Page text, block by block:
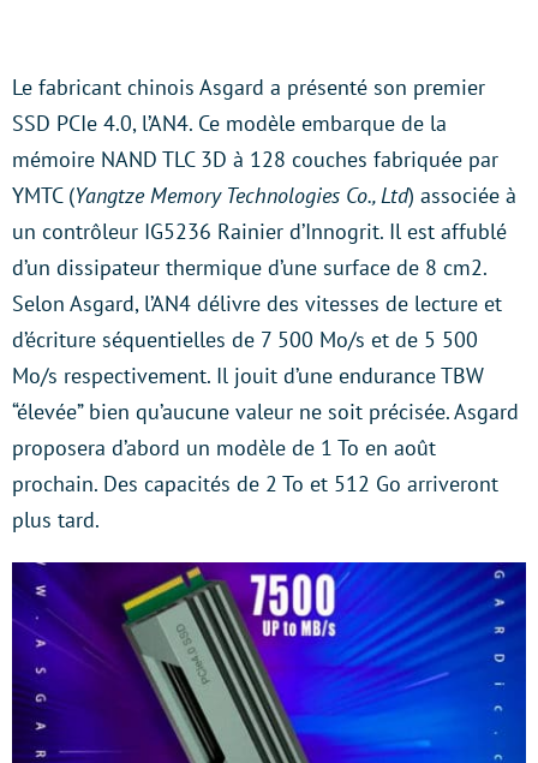
Le fabricant chinois Asgard a présenté son premier
SSD PCIe 4.0, l’AN4. Ce modèle embarque de la
mémoire NAND TLC 3D à 128 couches fabriquée par
YMTC (Yangtze Memory Technologies Co., Ltd) associée à
un contrôleur IG5236 Rainier d’Innogrit. Il est affublé
d’un dissipateur thermique d’une surface de 8 cm2.
Selon Asgard, l’AN4 délivre des vitesses de lecture et
d’écriture séquentielles de 7 500 Mo/s et de 5 500
Mo/s respectivement. Il jouit d’une endurance TBW
“élevée” bien qu’aucune valeur ne soit précisée. Asgard
proposera d’abord un modèle de 1 To en août
prochain. Des capacités de 2 To et 512 Go arriveront
plus tard.